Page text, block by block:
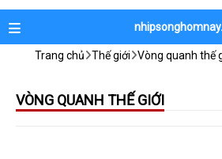
Trang chủ Thế giới Vòng quanh thế
VÒNG QUANH THẾ GIỚI